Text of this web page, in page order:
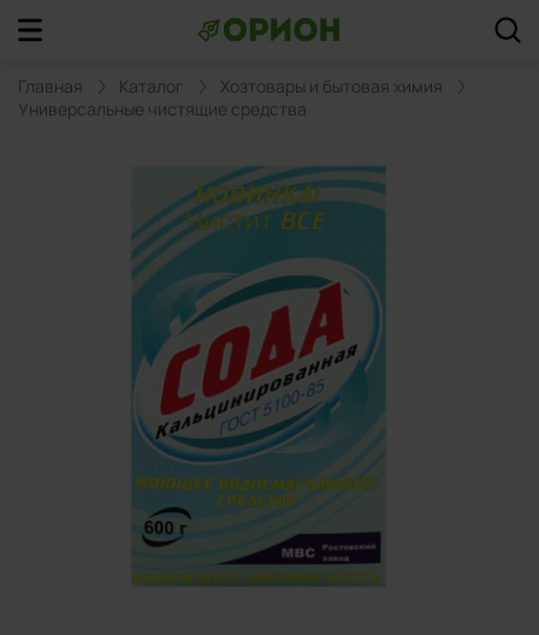
Главная Каталог
Хозтовары и бытовая химия
Универсальные чистящие средства